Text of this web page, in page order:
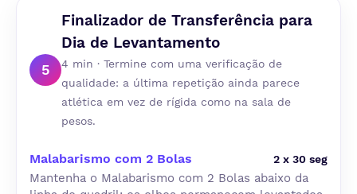
5
Finalizador de Transferência para
Dia de Levantamento
4 min · Termine com uma verificação de
qualidade: a última repetição ainda parece
atlética em vez de rígida como na sala de
pesos.
Malabarismo com 2 Bolas 2 x 30 seg
Mantenha o Malabarismo com 2 Bolas abaixo da